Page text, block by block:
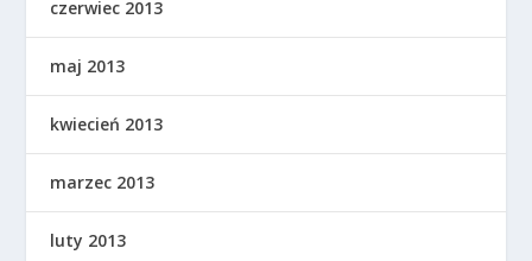
czerwiec 2013
maj 2013
kwiecień 2013
marzec 2013
luty 2013